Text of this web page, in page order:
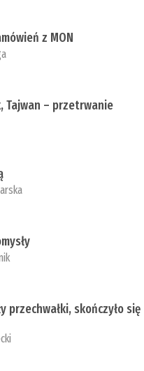
z MON
Tajwan – przetrwanie
przechwałki, skończyło się